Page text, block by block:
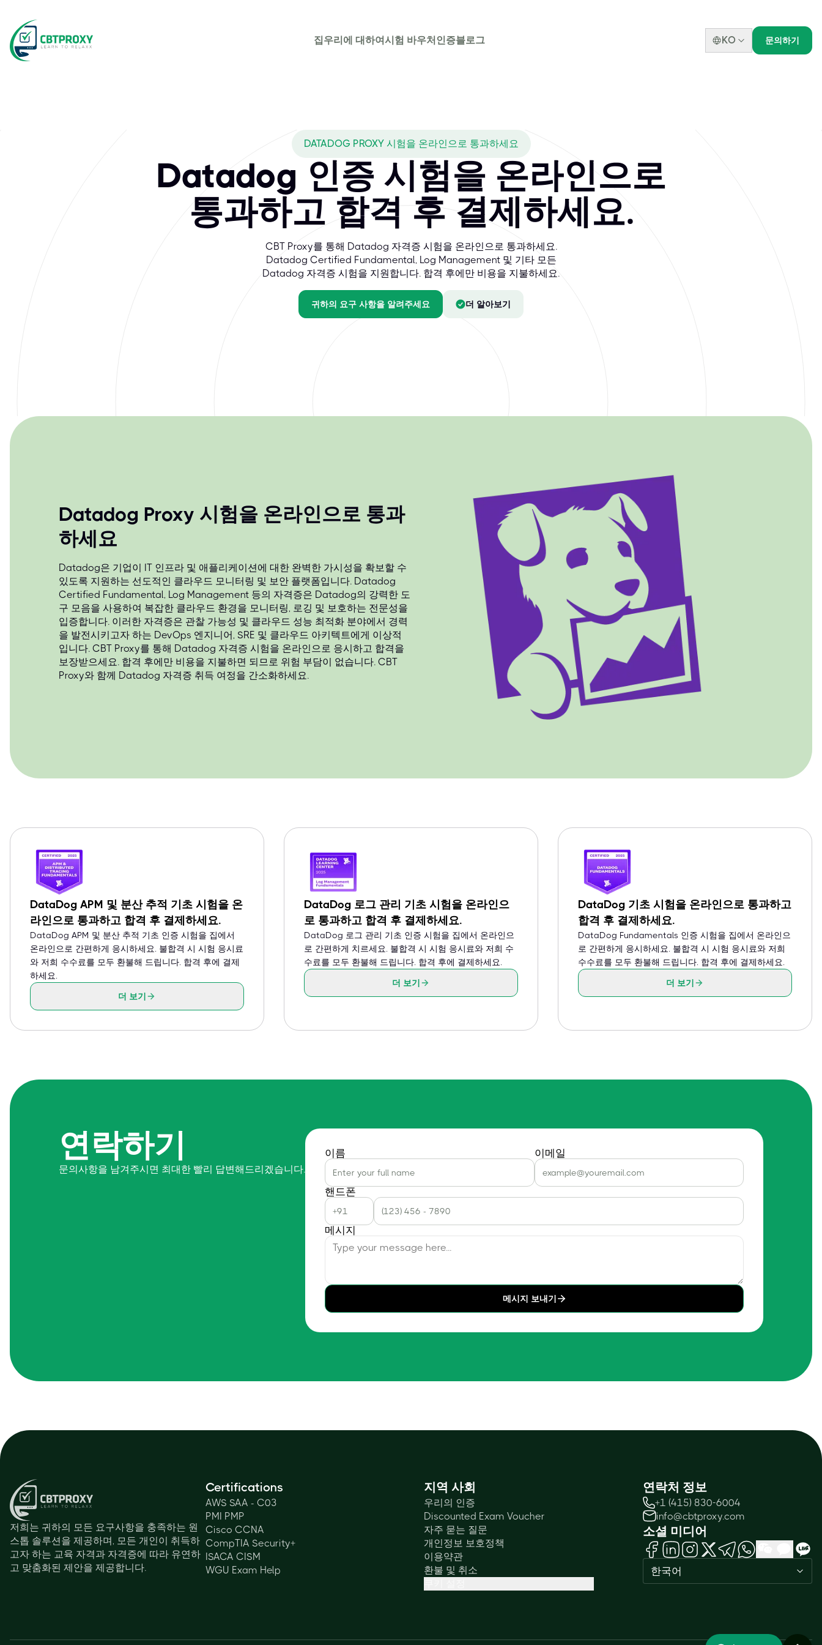
집우리에 대하여시험 바우처 인증블로그 KO 문의하기
DATADOG PROXY 시험을 온라인으로 통과하세요
Datadog 인증 시험을 온라인으로
통과하고 합격 후 결제하세요.
CBT Proxy를 통해 Datadog 자격증 시험을 온라인으로 통과하세요.
Datadog Certified Fundamental, Log Management 및 기타 모든
Datadog 자격증 시험을 지원합니다. 합격 후에만 비용을 지불하세요.
귀하의 요구 사항을 알려주세요 더 알아보기
Datadog Proxy 시험을 온라인으로 통과
하세요
Datadog은 기업이 IT 인프라 및 애플리케이션에 대한 완벽한 가시성을 확보할 수
있도록 지원하는 선도적인 클라우드 모니터링 및 보안 플랫폼입니다. Datadog
Certified Fundamental, Log Management 등의 자격증은 Datadog의 강력한 도
구 모음을 사용하여 복잡한 클라우드 환경을 모니터링, 로깅 및 보호하는 전문성을
입증합니다. 이러한 자격증은 관찰 가능성 및 클라우드 성능 최적화 분야에서 경력
을 발전시키고자 하는 DevOps 엔지니어, SRE 및 클라우드 아키텍트에게 이상적
입니다. CBT Proxy를 통해 Datadog 자격증 시험을 온라인으로 응시하고 합격을
보장받으세요. 합격 후에만 비용을 지불하면 되므로 위험 부담이 없습니다. CBT
Proxy와 함께 Datadog 자격증 취득 여정을 간소화하세요.
DataDog APM 및 분산 추적 기초 시험을 온
라인으로 통과하고 합격 후 결제하세요.
DataDog APM 및 분산 추적 기초 인증 시험을 집에서
온라인으로 간편하게 응시하세요. 불합격 시 시험 응시료
와 저희 수수료를 모두 환불해 드립니다. 합격 후에 결제
하세요.
더 보기
DataDog 로그 관리 기초 시험을 온라인으
로 통과하고 합격 후 결제하세요.
DataDog 로그 관리 기초 인증 시험을 집에서 온라인으
로 간편하게 치르세요. 불합격 시 시험 응시료와 저희 수
수료를 모두 환불해 드립니다. 합격 후에 결제하세요.
더 보기
DataDog 기초 시험을 온라인으로 통과하고
합격 후 결제하세요.
DataDog Fundamentals 인증 시험을 집에서 온라인으
로 간편하게 응시하세요. 불합격 시 시험 응시료와 저희
수수료를 모두 환불해 드립니다. 합격 후에 결제하세요.
더 보기
연락하기
문의사항을 남겨주시면 최대한 빨리 답변해드리겠습니다.
이름 이메일
핸드폰
메시지
메시지 보내기
저희는 귀하의 모든 요구사항을 충족하는 원
스톱 솔루션을 제공하며, 모든 개인이 취득하
고자 하는 교육 자격과 자격증에 따라 유연하
고 맞춤화된 제안을 제공합니다.
Certifications
AWS SAA - C03
PMI PMP
Cisco CCNA
CompTIA Security+
ISACA CISM
WGU Exam Help
지역 사회
우리의 인증
Discounted Exam Voucher
자주 묻는 질문
개인정보 보호정책
이용약관
환불 및 취소
연락처 정보
+1 (415) 830-6004
info@cbtproxy.com
소셜 미디어
한국어